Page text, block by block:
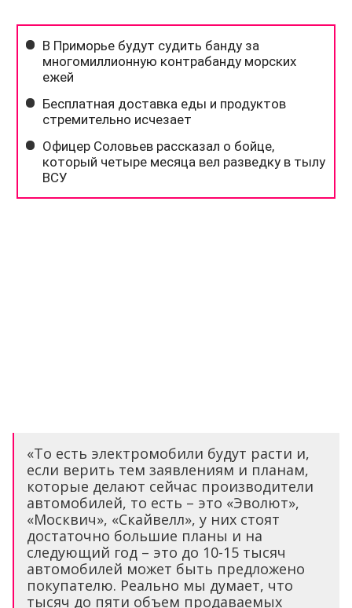
«То есть электромобили будут расти и,
если верить тем заявлениям и планам,
которые делают сейчас производители
автомобилей, то есть – это «Эволют»,
«Москвич», «Скайвелл», у них стоят
достаточно большие планы и на
следующий год – это до 10-15 тысяч
автомобилей может быть предложено
покупателю. Реально мы думает, что
тысяч до пяти объем продаваемых